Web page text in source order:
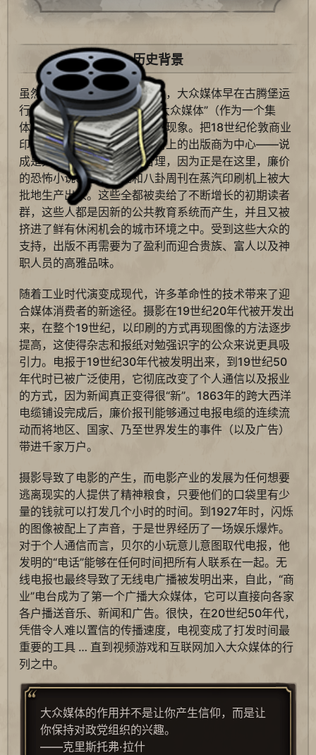
历史背景
虽然有些历史学家固执地认为，大众媒体早在古腾堡运
行印刷机之时就开始了，但“大众媒体”（作为一个集
体）本质上是一种工业时代的现象。把18世纪伦敦商业
印刷产业的发展 – 以格拉布街上的出版商为中心——说
成是大众媒体的开端更为合理，因为正是在这里，廉价
的恐怖小说、色情小说和八卦周刊在蒸汽印刷机上被大
批地生产出来。这些全都被卖给了不断增长的初期读者
群，这些人都是因新的公共教育系统而产生，并且又被
挤进了鲜有休闲机会的城市环境之中。受到这些大众的
支持，出版不再需要为了盈利而迎合贵族、富人以及神
职人员的高雅品味。
随着工业时代演变成现代，许多革命性的技术带来了迎
合媒体消费者的新途径。摄影在19世纪20年代被开发出
来，在整个19世纪，以印刷的方式再现图像的方法逐步
提高，这使得杂志和报纸对勉强识字的公众来说更具吸
引力。电报于19世纪30年代被发明出来，到19世纪50
年代时已被广泛使用，它彻底改变了个人通信以及报业
的方式，因为新闻真正变得很“新”。1863年的跨大西洋
电缆铺设完成后，廉价报刊能够通过电报电缆的连续流
动而将地区、国家、乃至世界发生的事件（以及广告）
带进千家万户。
摄影导致了电影的产生，而电影产业的发展为任何想要
逃离现实的人提供了精神粮食，只要他们的口袋里有少
量的钱就可以打发几个小时的时间。到1927年时，闪烁
的图像被配上了声音，于是世界经历了一场娱乐爆炸。
对于个人通信而言，贝尔的小玩意儿意图取代电报，他
发明的“电话”能够在任何时间把所有人联系在一起。无
线电报也最终导致了无线电广播被发明出来，自此，“商
业”电台成为了第一个广播大众媒体，它可以直接向各家
各户播送音乐、新闻和广告。很快，在20世纪50年代，
凭借令人难以置信的传播速度，电视变成了打发时间最
重要的工具 … 直到视频游戏和互联网加入大众媒体的行
列之中。
大众媒体的作用并不是让你产生信仰，而是让
你保持对政党组织的兴趣。
——克里斯托弗·拉什